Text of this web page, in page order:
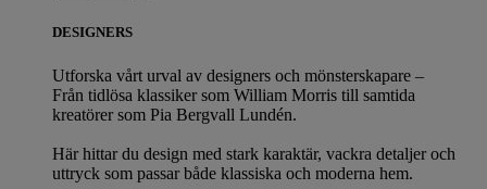
DESIGNERS
Utforska vårt urval av designers och mönsterskapare –
Från tidlösa klassiker som William Morris till samtida
kreatörer som Pia Bergvall Lundén.
Här hittar du design med stark karaktär, vackra detaljer och
uttryck som passar både klassiska och moderna hem.